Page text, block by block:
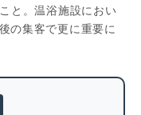
と。温浴施設におい
の集客で更に重要に